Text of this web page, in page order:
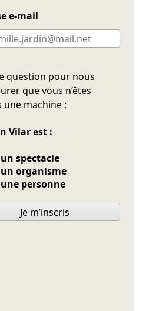
e-mail
question pour nous
que vous n’êtes
une machine :
Vilar est :
un spectacle
un organisme
une personne
pas remplir
Je m’inscris